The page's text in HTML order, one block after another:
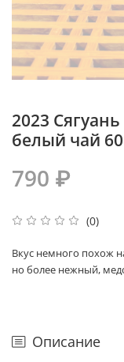
2023
белый чай
(0)
790 ₽
Вкус немного похож
но более нежный,
Описание